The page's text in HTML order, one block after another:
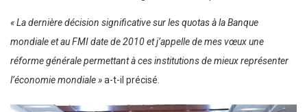
« La dernière décision significative sur les quotas à la Banque
mondiale et au FMI date de 2010 et j’appelle de mes vœux une
réforme générale permettant à ces institutions de mieux représenter
l’économie mondiale »a-t-il précisé.